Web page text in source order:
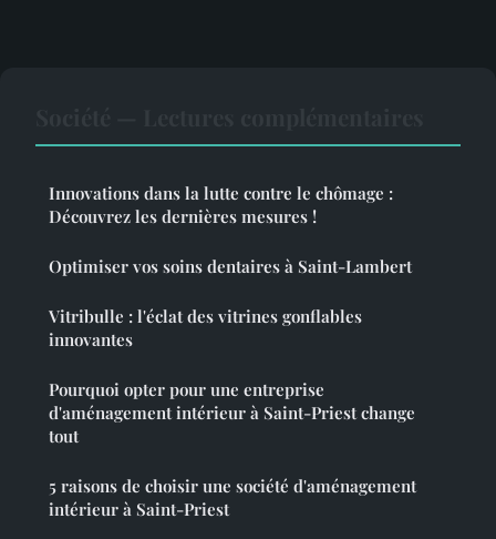
Innovations dans la lutte contre le chômage :
Découvrez les dernières mesures !
Optimiser vos soins dentaires à Saint-Lambert
Vitribulle : l'éclat des vitrines gonflables
innovantes
Pourquoi opter pour une entreprise
d'aménagement intérieur à Saint-Priest change
tout
5 raisons de choisir une société d'aménagement
intérieur à Saint-Priest